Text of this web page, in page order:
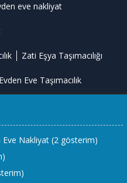
eve nakliyat
Zati Eşya Taşımacılığı
Evden Eve Taşımacılık
Eve Nakliyat (2 gösterim)